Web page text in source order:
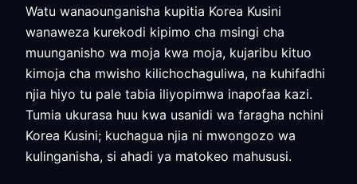
Watu wanaounganisha kupitia Korea Kusini
wanaweza kurekodi kipimo cha msingi cha
muunganisho wa moja kwa moja, kujaribu kituo
kimoja cha mwisho kilichochaguliwa, na kuhifadhi
njia hiyo tu pale tabia iliyopimwa inapofaa kazi.
Tumia ukurasa huu kwa usanidi wa faragha nchini
Korea Kusini; kuchagua njia ni mwongozo wa
kulinganisha, si ahadi ya matokeo mahususi.